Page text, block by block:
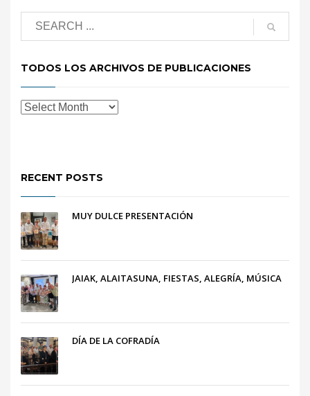
TODOS LOS ARCHIVOS DE PUBLICACIONES
RECENT POSTS
MUY DULCE PRESENTACIÓN
JAIAK, ALAITASUNA, FIESTAS, ALEGRÍA, MÚSICA
DÍA DE LA COFRADÍA